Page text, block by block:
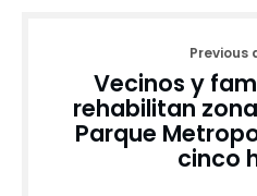
Previous
Vecinos y
rehabilitan
Parque
cinco